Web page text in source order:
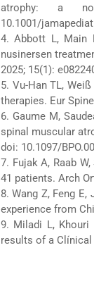
atrophy: a
10.1001/
4. Abbott L, Main
nusinersen
2025; 15(1):
5. Vu-Han TL,
therapies. Eur
6. Gaume M,
spinal muscular
doi: 10.1097/
7. Fujak A, Raab
41 patients. Arch
8. Wang Z, Feng
experience from
9. Miladi L, Khouri
results of a Clínical